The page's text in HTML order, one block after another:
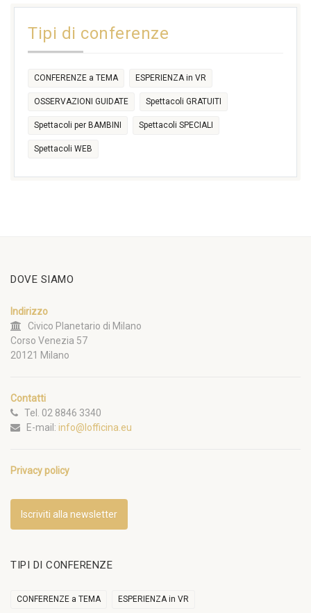
17:30
Tipi di conferenze
CONFERENZE a TEMA ESPERIENZA in VR
OSSERVAZIONI GUIDATE Spettacoli GRATUITI
Spettacoli per BAMBINI Spettacoli SPECIALI
Spettacoli WEB
DOVE SIAMO
Indirizzo
Civico Planetario di Milano
Corso Venezia 57
20121 Milano
Contatti
Tel. 02 8846 3340
E-mail: info@lofficina.eu
Privacy policy
Iscriviti alla newsletter
TIPI DI CONFERENZE
CONFERENZE a TEMA ESPERIENZA in VR